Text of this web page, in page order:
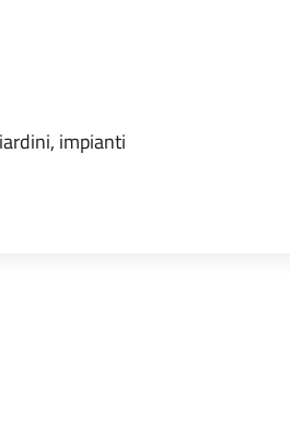
impianti